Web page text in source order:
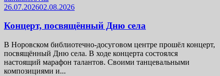
26.07.202602.08.2026
Концерт, посвящённый Дню села
В Норовском библиотечно-досуговом центре прошёл концерт,
посвящённый Дню села. В ходе концерта состоялся
настоящий марафон талантов. Своими танцевальными
композициями и...